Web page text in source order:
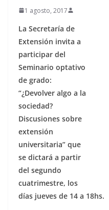
1 agosto, 2017
La Secretaría de
Extensión invita a
participar del
Seminario optativo
de grado:
“¿Devolver algo a la
sociedad?
Discusiones sobre
extensión
universitaria” que
se dictará a partir
del segundo
cuatrimestre, los
días jueves de 14 a 18hs.